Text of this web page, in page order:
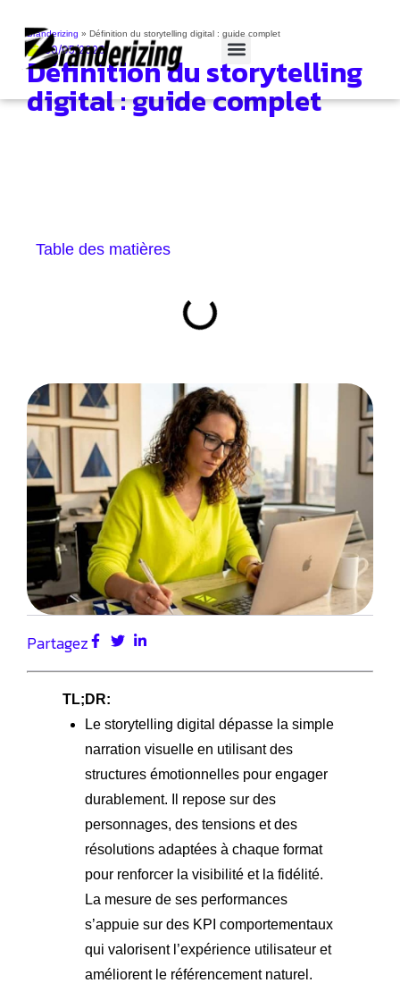
Branderizing » Définition du storytelling digital : guide complet
30/05/2026
Définition du storytelling
digital : guide complet
Table des matières
Partagez
TL;DR:
Le storytelling digital dépasse la simple
narration visuelle en utilisant des
structures émotionnelles pour engager
durablement. Il repose sur des
personnages, des tensions et des
résolutions adaptées à chaque format
pour renforcer la visibilité et la fidélité.
La mesure de ses performances
s’appuie sur des KPI comportementaux
qui valorisent l’expérience utilisateur et
améliorent le référencement naturel.